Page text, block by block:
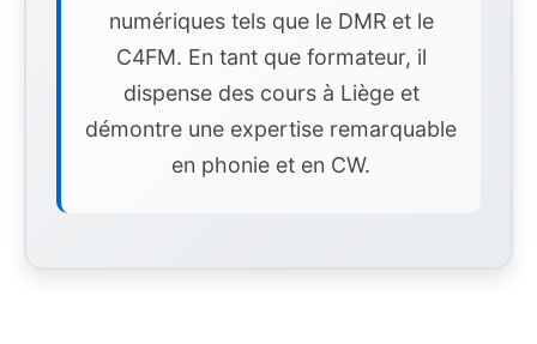
numériques tels que le DMR et le
C4FM. En tant que formateur, il
dispense des cours à Liège et
démontre une expertise remarquable
en phonie et en CW.